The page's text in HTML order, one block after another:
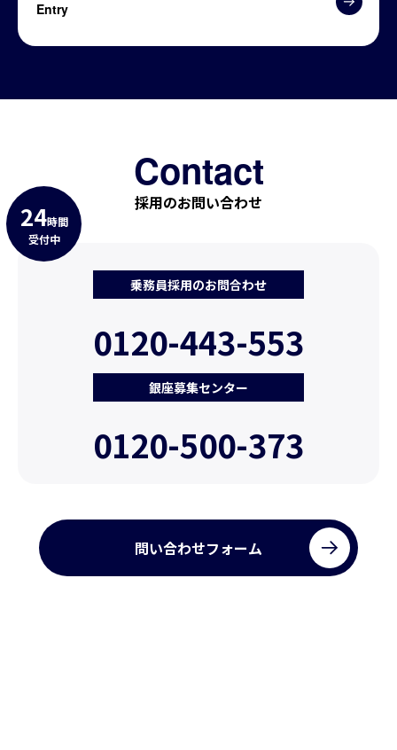
Entry
Contact
採用のお問い合わせ
24時間
受付中
乗務員採用のお問合わせ
0120-443-553
銀座募集センター
0120-500-373
問い合わせフォーム